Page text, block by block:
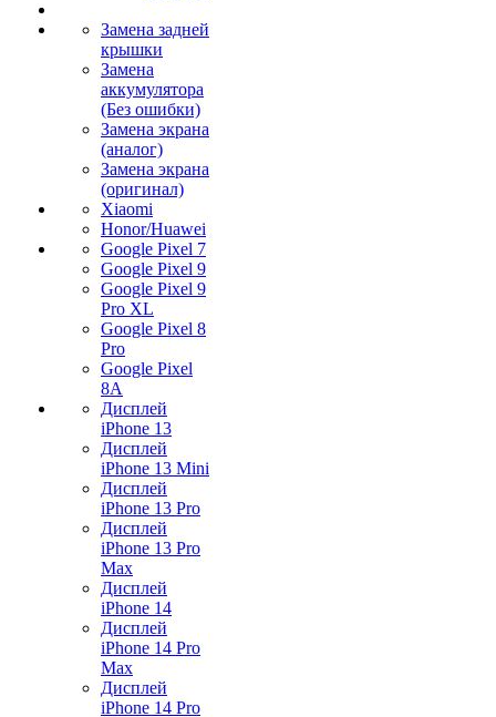
Замена задней
крышки
Замена
аккумулятора
(Без ошибки)
Замена экрана
(аналог)
Замена экрана
(оригинал)
Xiaomi
Honor/Huawei
Google Pixel 7
Google Pixel 9
Google Pixel 9
Pro XL
Google Pixel 8
Pro
Google Pixel
8A
Дисплей
iPhone 13
Дисплей
iPhone 13 Mini
Дисплей
iPhone 13 Pro
Дисплей
iPhone 13 Pro
Max
Дисплей
iPhone 14
Дисплей
iPhone 14 Pro
Max
Дисплей
iPhone 14 Pro